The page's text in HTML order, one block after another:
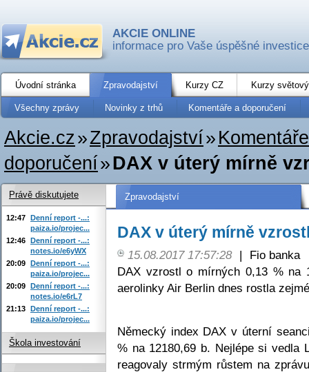
AKCIE ONLINE
informace pro Vaše úspěšné investice
Úvodní stránka Zpravodajství Kurzy CZ Kurzy
Všechny zprávy Novinky z trhů Komentáře a doporučení
Akcie.cz»Zpravodajství»
doporučení»DAX v úterý mírně
Zpravodajství
DAX v úterý mírně
15.08.2017 17:57:28 |
Fio banka
DAX vzrostl o mírných 0,13 % na
aerolinky Air Berlin dnes rostla
Německý index DAX v úterní
% na 12180,69 b. Nejlépe si vedla
reagovaly strmým růstem na
Právě diskutujete
12:47 Denní report -...:
paiza.io/projec...
12:46 Denní report -...:
notes.io/e6yWX
20:09 Denní report -...:
paiza.io/projec...
20:09 Denní report -...:
notes.io/e6rL7
21:13 Denní report -...:
paiza.io/projec...
Škola investování